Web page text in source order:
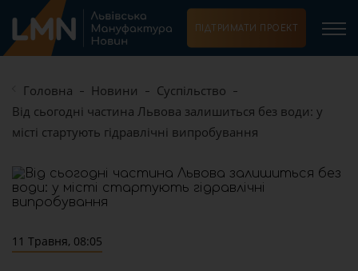
ПІДТРИМАТИ ПРОЕКТ
Головна Новини
Суспільство
Від сьогодні частина Львова залишиться без води: у
місті стартують гідравлічні випробування
11 Травня, 08:05